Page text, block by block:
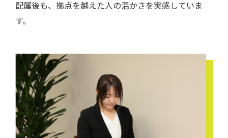
配属後も、拠点を越えた人の温かさを実感していま
す。